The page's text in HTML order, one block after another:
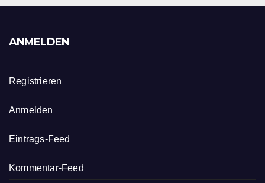
ANMELDEN
Registrieren
Anmelden
Eintrags-Feed
Kommentar-Feed